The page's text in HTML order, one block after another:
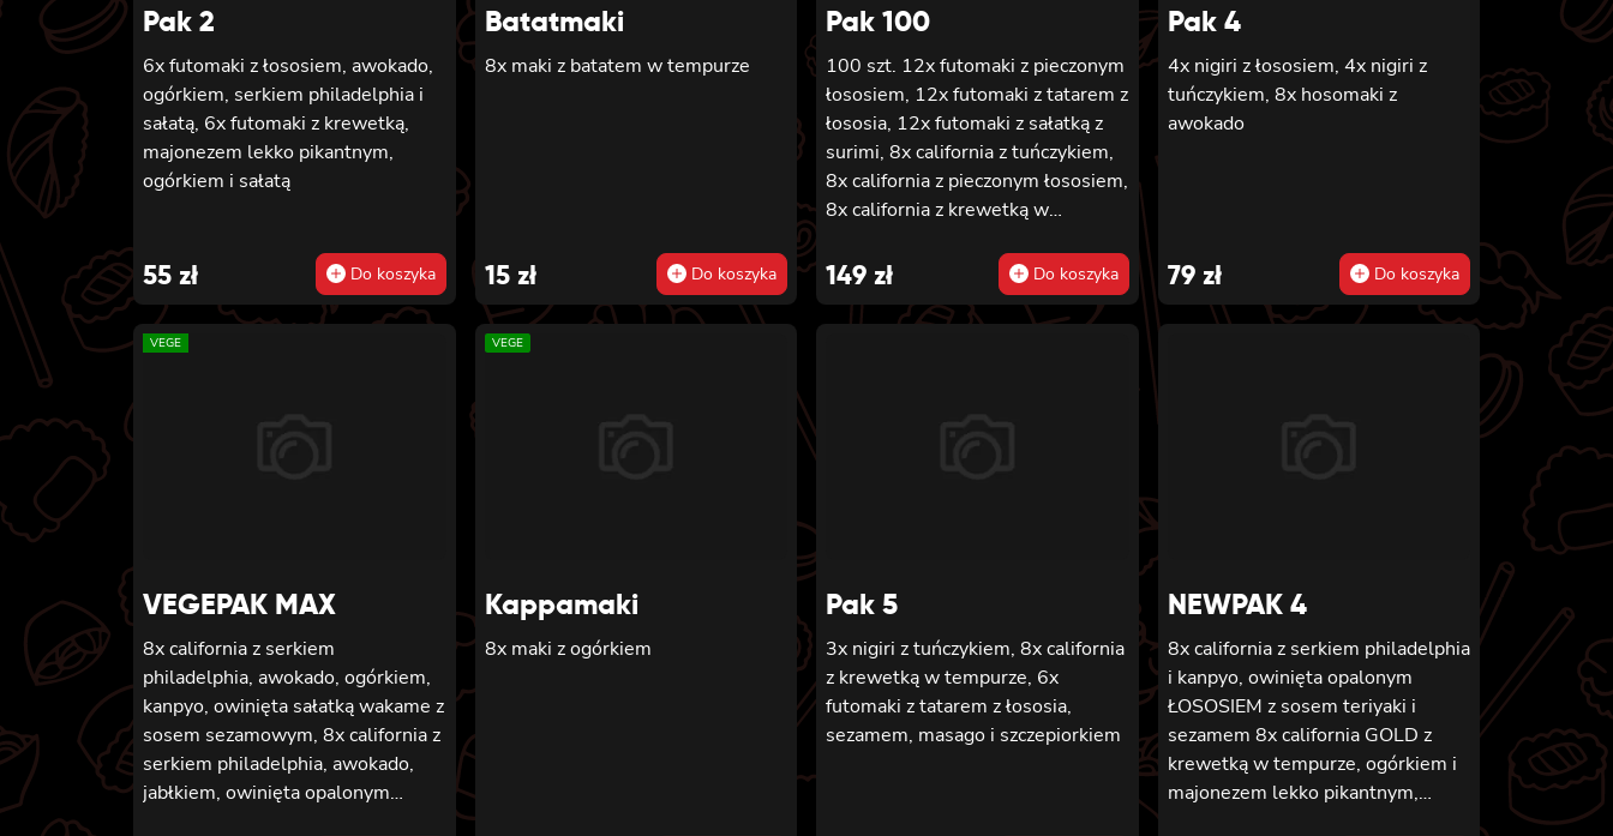
Pak 2
6x futomaki z łososiem, awokado,
ogórkiem, serkiem philadelphia i
sałatą, 6x futomaki z krewetką,
majonezem lekko pikantnym,
ogórkiem i sałatą
55 zł Do koszyka
Batatmaki
8x maki z batatem w tempurze
15 zł Do koszyka
Pak 100
100 szt. 12x futomaki z pieczonym
łososiem, 12x futomaki z tatarem z
łososia, 12x futomaki z sałatką z
surimi, 8x california z tuńczykiem,
8x california z pieczonym łososiem,
8x california z krewetką w
maki z oshinko, 8x maki z surimi,
8x maki z łososiem, 8x maki z
kanpyo
149 zł Do koszyka
Pak 4
4x nigiri z łososiem, 4x nigiri z
tuńczykiem, 8x hosomaki z
awokado
79 zł Do koszyka
VEGE
VEGEPAK MAX
8x california z serkiem
philadelphia, awokado, ogórkiem,
kanpyo, owinięta sałatką wakame z
sosem sezamowym, 8x california z
serkiem philadelphia, awokado,
jabłkiem, owinięta opalonym
VEGE
Kappamaki
8x maki z ogórkiem
Pak 5
3x nigiri z tuńczykiem, 8x california
z krewetką w tempurze, 6x
futomaki z tatarem z łososia,
sezamem, masago i szczepiorkiem
NEWPAK 4
8x california z serkiem philadelphia
i kanpyo, owinięta opalonym
ŁOSOSIEM z sosem teriyaki i
sezamem 8x california GOLD z
krewetką w tempurze, ogórkiem i
majonezem lekko pikantnym,